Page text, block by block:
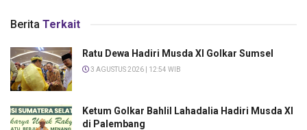
Berita Terkait
Ratu Dewa Hadiri Musda XI Golkar Sumsel
3 AGUSTUS 2026 | 12:54 WIB
Ketum Golkar Bahlil Lahadalia Hadiri Musda XI
di Palembang